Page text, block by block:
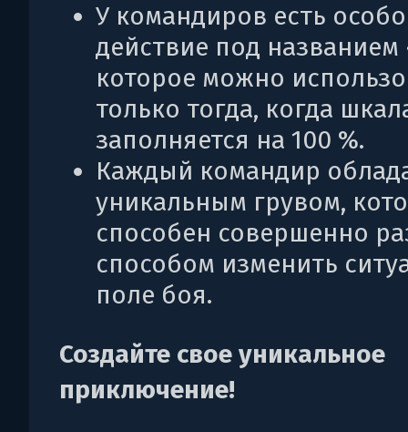
У командиров есть
действие под названием
которое можно
только тогда, когда
заполняется на 100 %.
Каждый командир
уникальным грувом,
способен совершенно
способом изменить
поле боя.
Создайте свое уникальное
приключение!